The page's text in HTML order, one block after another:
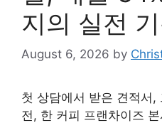
지의 실전
August 6, 2026 by
첫 상담에서 받은 견적서,
전, 한 커피 프랜차이즈